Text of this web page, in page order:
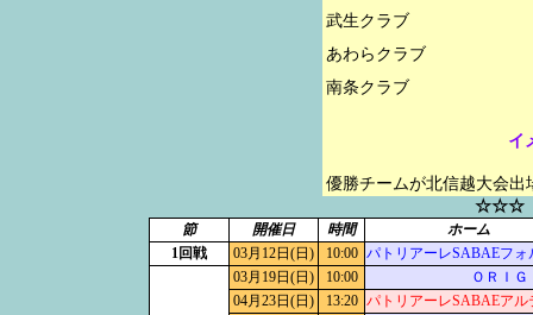
武生クラブ
あわらクラブ
イ
優勝チームが北信越大会出
☆☆☆
節 開催日 時間
ホーム
1回戦
03月12日(日) 10:00 パトリアーレSABAEフォ
03月19日(日) 10:00
ＯＲＩＧ
04月23日(日)
13:20 パトリアーレSABAEアル